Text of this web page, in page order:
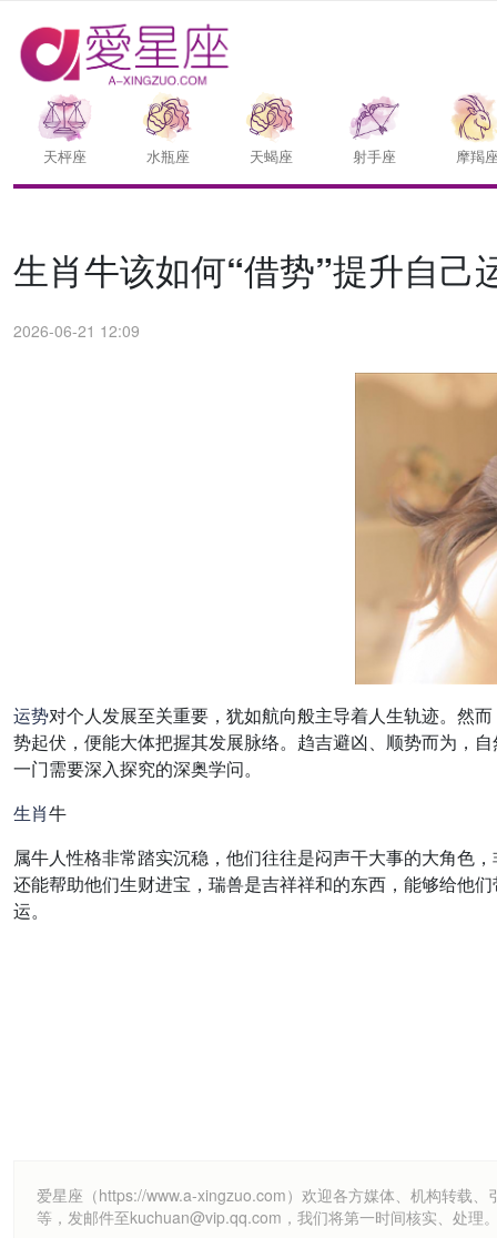
天枰座 水瓶座 天蝎座 射手座 摩羯
生肖牛该如何“借势”提升自己
2026-06-21 12:09
运势对个人发展至关重要，犹如航向般主导着人生轨迹。然
势起伏，便能大体把握其发展脉络。趋吉避凶、顺势而为，
一门需要深入探究的深奥学问。
生肖牛
属牛人性格非常踏实沉稳，他们往往是闷声干大事的大角色
还能帮助他们生财进宝，瑞兽是吉祥祥和的东西，能够给他
运。
爱星座（https://www.a-xingzuo.com）欢迎各方媒体、机构转载
等，发邮件至kuchuan@vip.qq.com，我们将第一时间核实、处理